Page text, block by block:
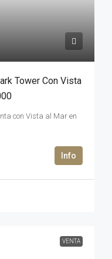
Tower Con Vista
con Vista al Mar en
VENTA